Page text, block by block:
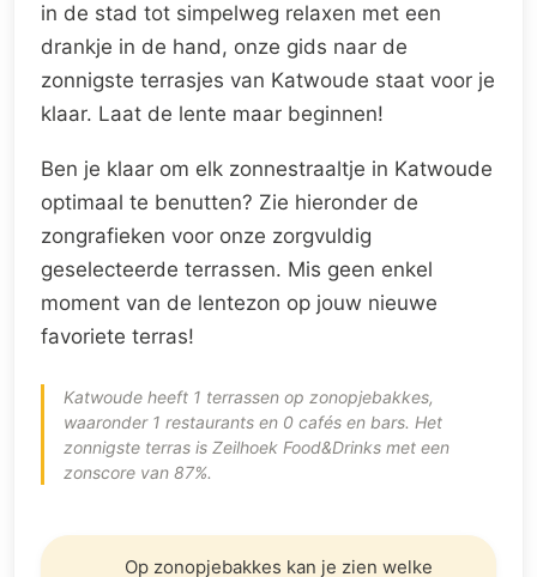
in de stad tot simpelweg relaxen met een
drankje in de hand, onze gids naar de
zonnigste terrasjes van Katwoude staat voor je
klaar. Laat de lente maar beginnen!
Ben je klaar om elk zonnestraaltje in Katwoude
optimaal te benutten? Zie hieronder de
zongrafieken voor onze zorgvuldig
geselecteerde terrassen. Mis geen enkel
moment van de lentezon op jouw nieuwe
favoriete terras!
Katwoude heeft 1 terrassen op zonopjebakkes,
waaronder 1 restaurants en 0 cafés en bars. Het
zonnigste terras is Zeilhoek Food&Drinks met een
zonscore van 87%.
Op zonopjebakkes kan je zien welke